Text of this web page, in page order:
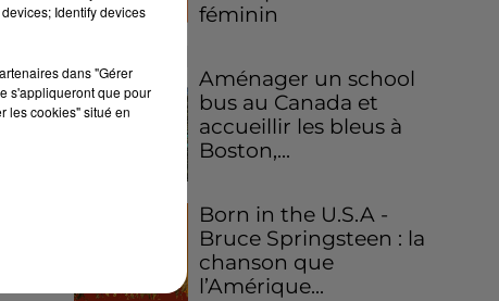
féminin
Aménager un school
bus au Canada et
accueillir les bleus à
Boston,...
Born in the U.S.A -
Bruce Springsteen : la
chanson que
l’Amérique...
Identify devices
dans "Gérer
s'appliqueront que pour
les cookies" situé en